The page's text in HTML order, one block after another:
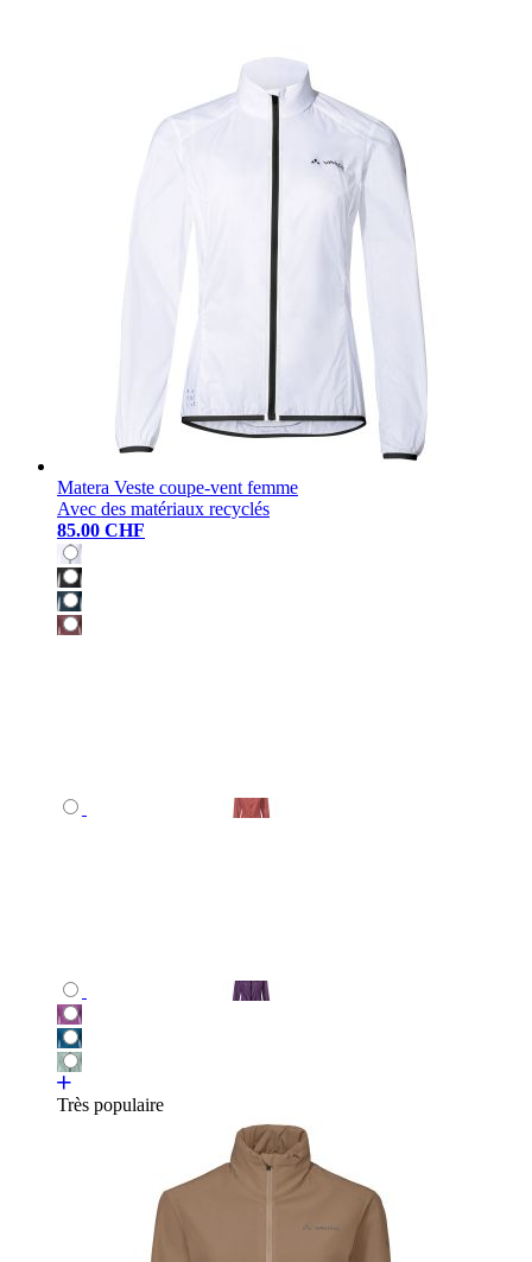
Matera Veste coupe-vent femme
Avec des matériaux recyclés
85.00 CHF
Très populaire